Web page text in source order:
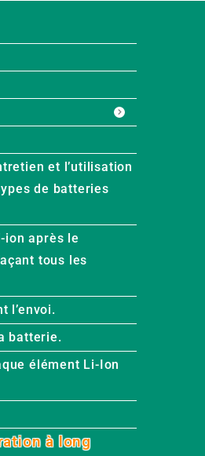
et l’utilisation
de batteries
ion après le
tous les
l’envoi.
batterie.
élément Li-Ion
à long